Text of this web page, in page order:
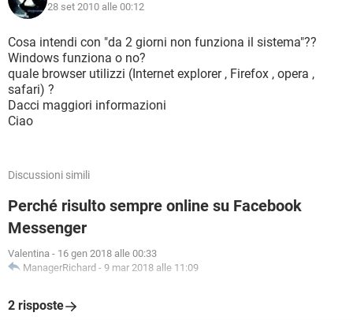
28 set 2010 alle 00:12
Cosa intendi con "da 2 giorni non funziona il sistema"??
Windows funziona o no?
quale browser utilizzi (Internet explorer , Firefox , opera ,
safari) ?
Dacci maggiori informazioni
Ciao
Discussioni simili
Perché risulto sempre online su Facebook
Messenger
Valentina - 16 gen 2018 alle 00:33
ManagerRichard - 9 mar 2018 alle 11:09
2 risposte